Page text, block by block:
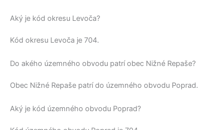
Aký je kód okresu Levoča?
Kód okresu Levoča je 704.
Do akého územného obvodu patrí obec Nižné Repaše?
Obec Nižné Repaše patrí do územného obvodu Poprad.
Aký je kód územného obvodu Poprad?